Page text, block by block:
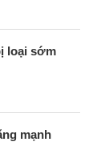
loại sớm
mạnh